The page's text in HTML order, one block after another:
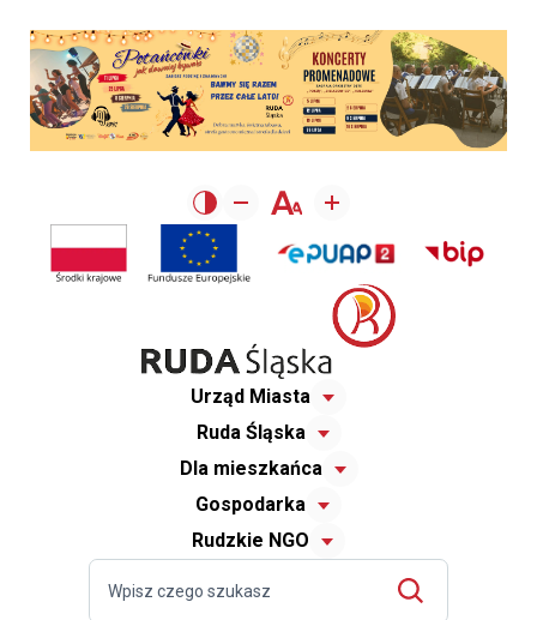
Urząd Miasta
Ruda Śląska
Dla mieszkańca
Gospodarka
Rudzkie NGO